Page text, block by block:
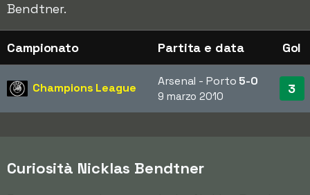
Bendtner.
Campionato Partita e data Gol
Champions League Arsenal - Porto 5-0
9 marzo 2010 3
Curiosità Nicklas Bendtner